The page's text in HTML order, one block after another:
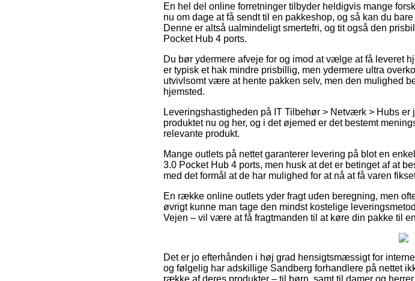
En hel del online forretninger tilbyder heldigvis mange
nu om dage at få sendt til en pakkeshop, og så kan du
Denne er altså ualmindeligt smertefri, og tit også den
Pocket Hub 4 ports.
Du bør ydermere afveje for og imod at vælge at få leveret
er typisk et hak mindre prisbillig, men ydermere ultra
utvivlsomt være at hente pakken selv, men den mulighed
hjemsted.
Leveringshastigheden på IT Tilbehør > Netværk > Hubs
produktet nu og her, og i det øjemed er det bestemt
relevante produkt.
Mange outlets på nettet garanterer levering på blot en
3.0 Pocket Hub 4 ports, men husk at det er betinget af at
med det formål at de har mulighed for at nå at få varen
En række online outlets yder fragt uden beregning, men
øvrigt kunne man tage den mindst kostelige
Vejen – vil være at få fragtmanden til at køre din pakke til
Det er jo efterhånden i høj grad hensigtsmæssigt for
og følgelig har adskillige Sandberg forhandlere på nettet
række af deres produkter – til børn, samt til damer og